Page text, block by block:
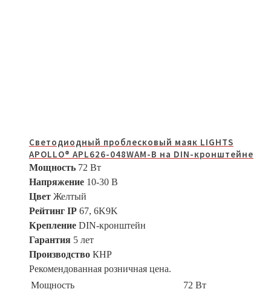
Светодиодный проблесковый маяк LIGHTS
APOLLO® APL626-048WAM-B на DIN-кронштейне
Мощность 72 Вт
Напряжение 10-30 В
Цвет Желтый
Рейтинг IP 67, 6K9K
Крепление DIN-кронштейн
Гарантия 5 лет
Производство КНР
Рекомендованная розничная цена.
Мощность
72 Вт